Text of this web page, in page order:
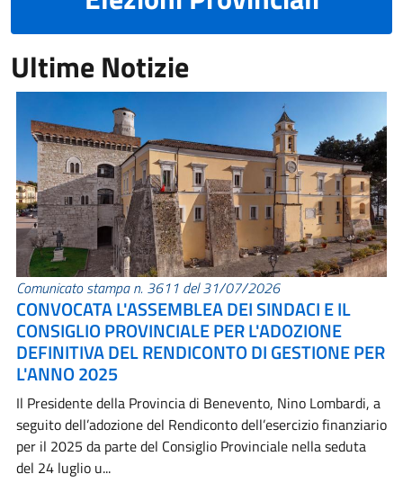
Ultime Notizie
Comunicato stampa n. 3611 del 31/07/2026
CONVOCATA L'ASSEMBLEA DEI SINDACI E IL
CONSIGLIO PROVINCIALE PER L'ADOZIONE
DEFINITIVA DEL RENDICONTO DI GESTIONE PER
L'ANNO 2025
Il Presidente della Provincia di Benevento, Nino Lombardi, a
seguito dell’adozione del Rendiconto dell’esercizio finanziario
per il 2025 da parte del Consiglio Provinciale nella seduta
del 24 luglio u...